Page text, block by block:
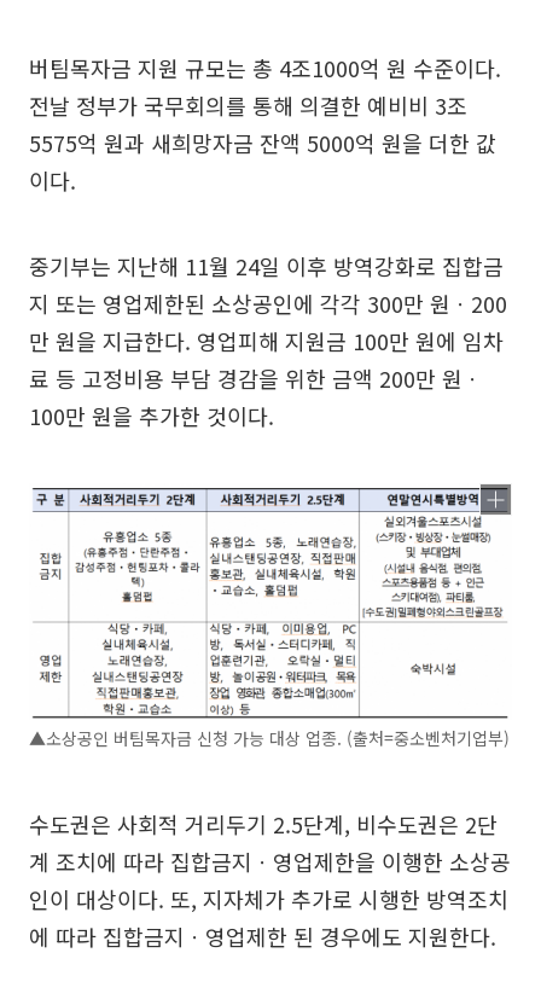
버팀목자금 지원 규모는 총 4조1000억 원 수준이다.
전날 정부가 국무회의를 통해 의결한 예비비 3조
5575억 원과 새희망자금 잔액 5000억 원을 더한 값
이다.
중기부는 지난해 11월 24일 이후 방역강화로 집합금
지 또는 영업제한된 소상공인에 각각 300만 원ㆍ200
만 원을 지급한다. 영업피해 지원금 100만 원에 임차
료 등 고정비용 부담 경감을 위한 금액 200만 원ㆍ
100만 원을 추가한 것이다.
▲소상공인 버팀목자금 신청 가능 대상 업종. (출처=중소벤처기업부)
수도권은 사회적 거리두기 2.5단계, 비수도권은 2단
계 조치에 따라 집합금지ㆍ영업제한을 이행한 소상공
인이 대상이다. 또, 지자체가 추가로 시행한 방역조치
에 따라 집합금지ㆍ영업제한 된 경우에도 지원한다.